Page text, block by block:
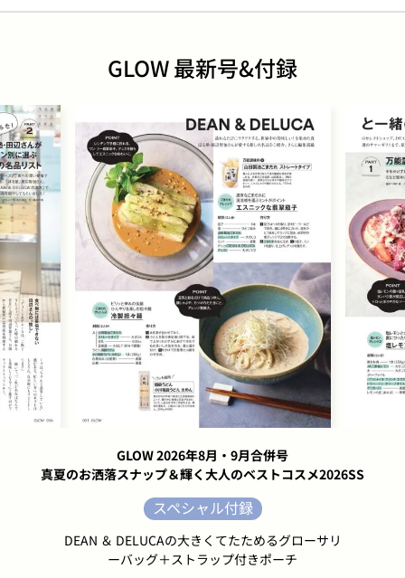
GLOW 最新号&付録
GLOW 2026年8月・9月合併号
真夏のお洒落スナップ＆輝く大人のベストコスメ2026SS
スペシャル付録
DEAN ＆ DELUCAの大きくてたためるグローサリ
ーバッグ＋ストラップ付きポーチ